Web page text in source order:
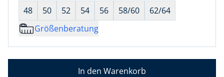
48
50 52 54 56 58/60
62/64
Größenberatung
In den Warenkorb